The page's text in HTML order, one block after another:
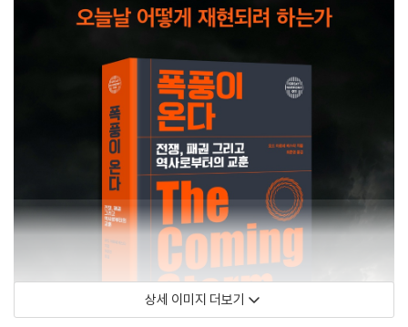
상세 이미지 더보기